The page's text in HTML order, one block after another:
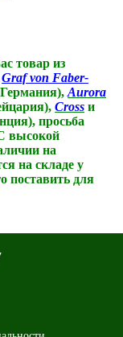
товар из
Graf von Faber-
Aurora
Cross и
просьба
высокой
на
на складе у
поставить для